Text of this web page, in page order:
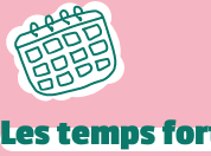
Les temps